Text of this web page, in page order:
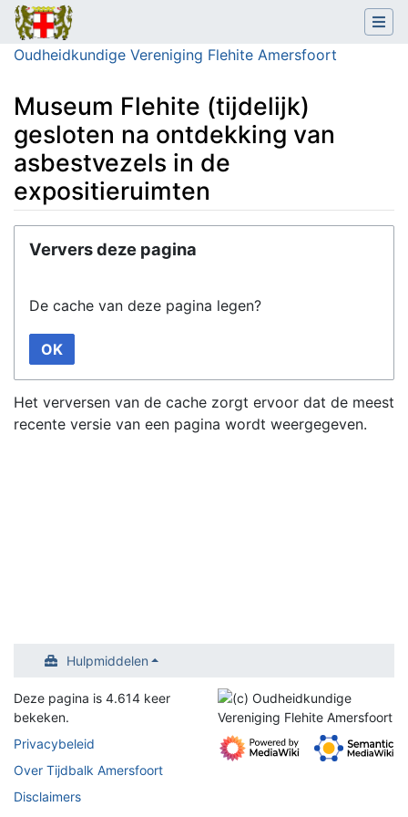
Oudheidkundige Vereniging Flehite Amersfoort
Museum Flehite (tijdelijk)
gesloten na ontdekking van
asbestvezels in de
expositieruimten
Ververs deze pagina
De cache van deze pagina legen?
OK
Het verversen van de cache zorgt ervoor dat de meest
recente versie van een pagina wordt weergegeven.
Hulpmiddelen
Deze pagina is 4.614 keer
bekeken.
Privacybeleid
Over Tijdbalk Amersfoort
Disclaimers